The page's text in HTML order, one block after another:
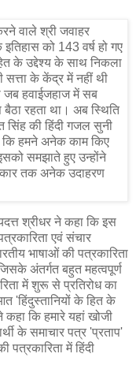
वाले श्री जवाहर
को 143 वर्ष हो गए
के उद्देश्य के साथ निकला
सत्ता के केंद्र में नहीं थी
जब हवाईजहाज में सब
रहता था। अब स्थिति
सिंह की हिंदी गजल सुनी
कि हमने अनेक काम किए
समझाते हुए उन्होंने
तक अनेक उदाहरण
श्रीधर ने कहा कि इस
एवं संचार
भाषाओं की पत्रकारिता
अंतर्गत बहुत महत्वपूर्ण
में शुरू से प्रतिरोध का
'हिंदुस्तानियों के हित के
कि हमारे यहां खोजी
के समाचार पत्र 'प्रताप'
में हिंदी